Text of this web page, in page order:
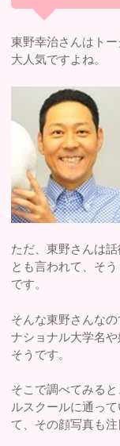
東野幸治さんはト
大人気ですよね。
ただ、東野さんは
とも言われて、そ
です。
そんな東野さんな
ナショナル大学名
そうです。
そこで調べてみる
ルスクールに通っ
て、その顔写真も注